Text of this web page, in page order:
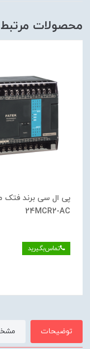
محصولات مرتبط
24MCR2-AC
تماس‌بگیرید
توضیحات